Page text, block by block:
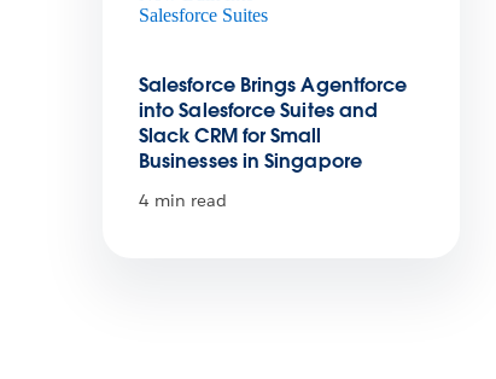
Salesforce Brings Agentforce
into Salesforce Suites and
Slack CRM for Small
Businesses in Singapore
4 min read